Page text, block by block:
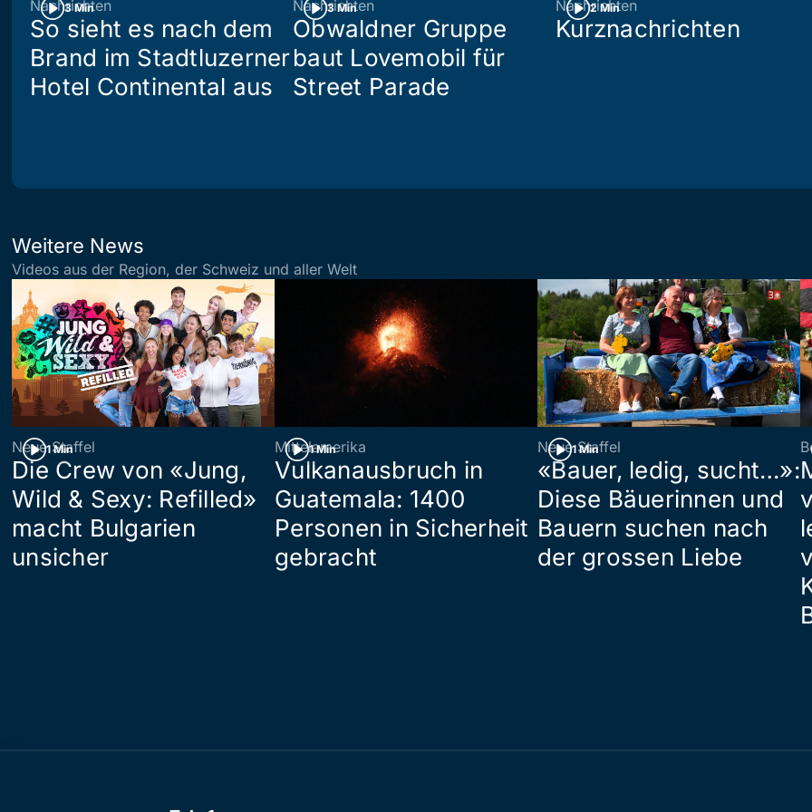
3 Min
Nachrichten
So sieht es nach dem
Brand im Stadtluzerner
Hotel Continental aus
3 Min
Nachrichten
Obwaldner Gruppe
baut Lovemobil für
Street Parade
2 Min
Nachrichten
Kurznachrichten
Weitere News
Videos aus der Region, der Schweiz und aller Welt
1 Min
Neue Staffel
Die Crew von «Jung,
Wild & Sexy: Refilled»
macht Bulgarien
unsicher
1 Min
Mittelamerika
Vulkanausbruch in
Guatemala: 1400
Personen in Sicherheit
gebracht
1 Min
Neue Staffel
«Bauer, ledig, sucht…»:
Diese Bäuerinnen und
Bauern suchen nach
der grossen Liebe